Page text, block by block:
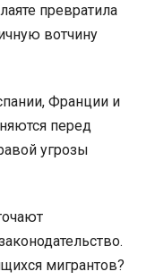
превратила
вотчину
Франции и
перед
угрозы
мигрантов?